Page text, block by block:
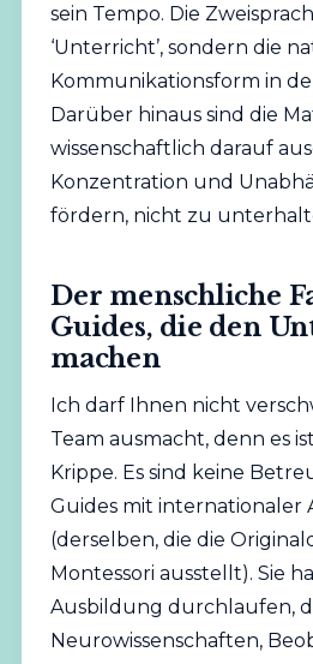
sein Tempo. Die
‘Unterricht’, sondern die
Kommunikationsform in
Darüber hinaus sind die
wissenschaftlich darauf
Konzentration und
fördern, nicht zu
Der menschliche
Guides, die den
machen
Ich darf Ihnen nicht
Team ausmacht, denn es
Krippe. Es sind keine
Guides mit internationaler
(derselben, die die
Montessori ausstellt). Sie
Ausbildung durchlaufen,
Neurowissenschaften,